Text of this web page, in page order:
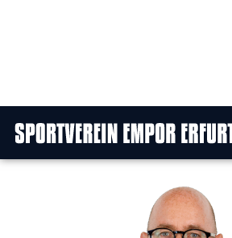
Home
Features
News